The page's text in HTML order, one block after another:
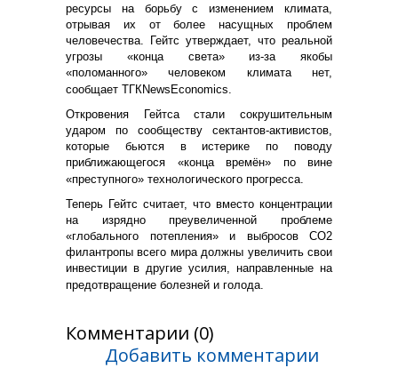
ресурсы на борьбу с изменением климата,
отрывая их от более насущных проблем
человечества. Гейтс утверждает, что реальной
угрозы «конца света» из-за якобы
«поломанного» человеком климата нет,
сообщает ТГКNewsEconomics.
Откровения Гейтса стали сокрушительным
ударом по сообществу сектантов-активистов,
которые бьются в истерике по поводу
приближающегося «конца времён» по вине
«преступного» технологического прогресса.
Теперь Гейтс считает, что вместо концентрации
на изрядно преувеличенной проблеме
«глобального потепления» и выбросов СО2
филантропы всего мира должны увеличить свои
инвестиции в другие усилия, направленные на
предотвращение болезней и голода.
Комментарии (0)
Добавить комментарии